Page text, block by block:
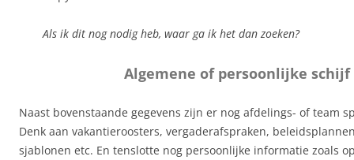
Als ik dit nog nodig heb, waar ga ik het dan zoeken?
Algemene of persoonlijke schijf
Naast bovenstaande gegevens zijn er nog afdelings- of team
Denk aan vakantieroosters, vergaderafspraken,
sjablonen etc. En tenslotte nog persoonlijke informatie zoals